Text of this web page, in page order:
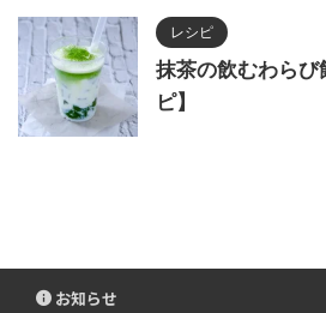
レシピ
抹茶の飲むわら
ピ】
お知らせ